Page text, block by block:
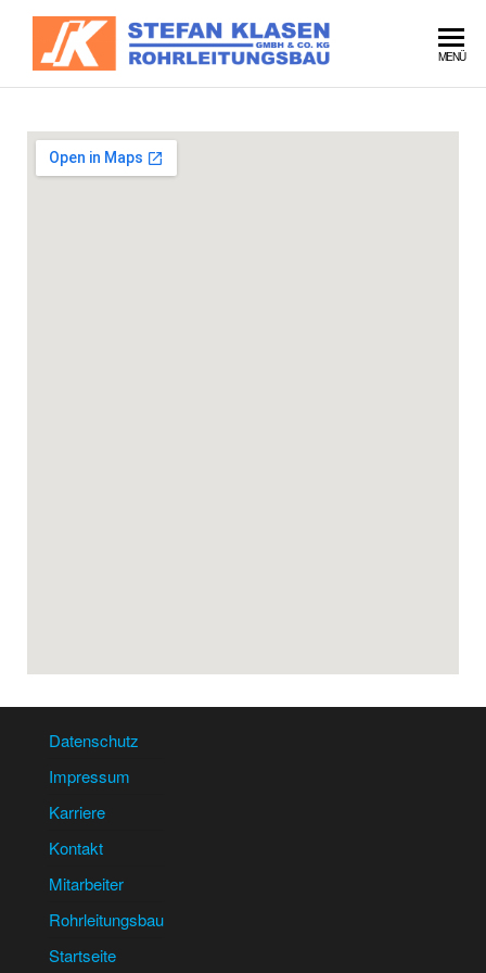
Stefan
Klasen
MENÜ
Datenschutz
Impressum
Karriere
Kontakt
Mitarbeiter
Rohrleitungsbau
Startseite